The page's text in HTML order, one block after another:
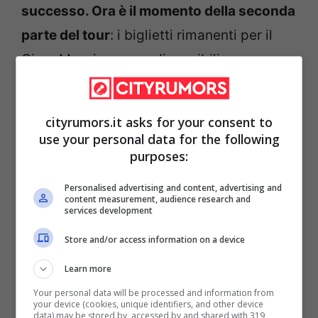
successo. Ora è il momento della seconda
parte del tour: i biglietti rimanenti per il
Circo Massimo sono disponibili su
TicketOne.it. Si consiglia di iniziare a
coda”.
notizie di cultura e spettacolo clicca
qui:
Beverly Hills Cop. Chi era John Ashton
I tagliandi per le ultime serate stanno
cityrumors.it asks for your consent to
use your personal data for the following
purposes:
Personalised advertising and content, advertising and
content measurement, audience research and
services development
Store and/or access information on a device
Learn more
Your personal data will be processed and information from
your device (cookies, unique identifiers, and other device
data) may be stored by, accessed by and shared with 319